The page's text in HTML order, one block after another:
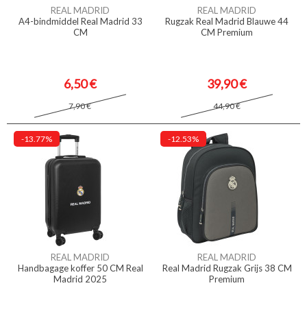
REAL MADRID
A4-bindmiddel Real Madrid 33
CM
6,50 €
7,90 €
REAL MADRID
Rugzak Real Madrid Blauwe 44
CM Premium
39,90 €
44,90 €
-13.77%
REAL MADRID
Handbagage koffer 50 CM Real
Madrid 2025
-12.53%
REAL MADRID
Real Madrid Rugzak Grijs 38 CM
Premium